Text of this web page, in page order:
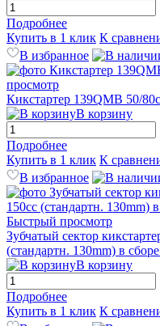
Подробнее
Купить в 1 клик К
В избранное
просмотр
Кикстартер 139QMB 50/
В корзину
Подробнее
Купить в 1 клик К
В избранное
Быстрый просмотр
Зубчатый сектор
(стандартн. 130mm) в
В корзину
Подробнее
Купить в 1 клик К